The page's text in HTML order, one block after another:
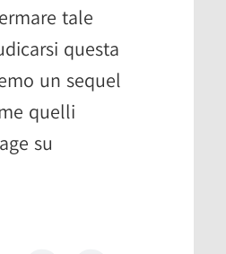
tale
questa
un sequel
quelli
su